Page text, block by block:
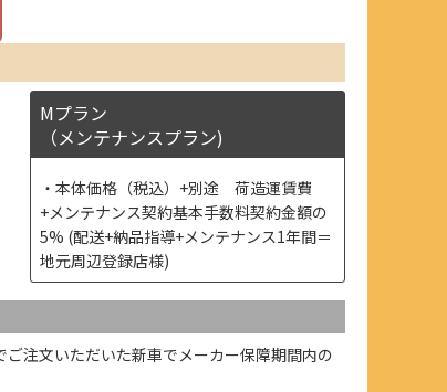
Mプラン
（メンテナンスプラン)
本体価格（税込）+別途 荷造運賃費
+メンテナンス契約基本手数料契約金額の
5% (配送+納品指導+メンテナンス1年間＝
地元周辺登録店様)
注文いただいた新車でメーカー保障期間内の